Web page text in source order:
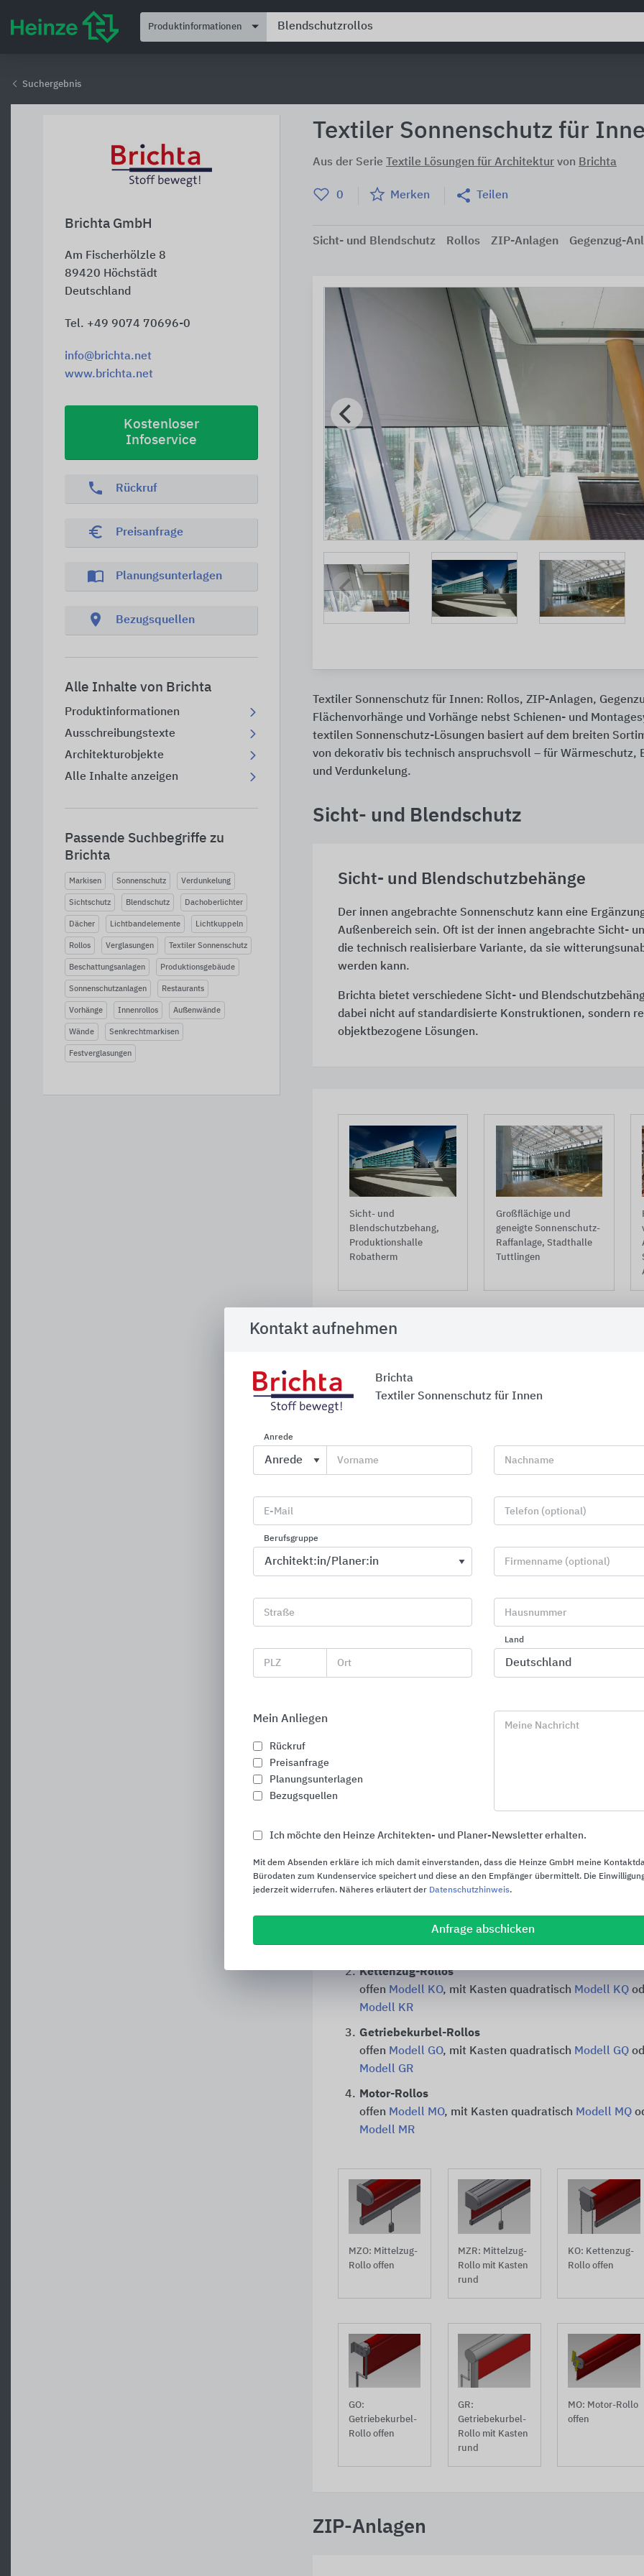
Produktinformationen
Suchergebnis
Brichta GmbH
Am Fischerhölzle 8
89420 Höchstädt
Deutschland
Tel. +49 9074 70696-0
info@brichta.net
www.brichta.net
Kostenloser
Infoservice
phone Rückruf
euro_symbol Preisanfrage
import_contacts Planungsunterlagen
location_on Bezugsquellen
Alle Inhalte von Brichta
Produktinformationen
Ausschreibungstexte
Architekturobjekte
Alle Inhalte anzeigen
Passende Suchbegriffe zu
Brichta
Markisen Sonnenschutz Verdunkelung
Sichtschutz Blendschutz Dachoberlichter
Dächer Lichtbandelemente Lichtkuppeln
Rollos Verglasungen Textiler Sonnenschutz
Beschattungsanlagen Produktionsgebäude
Sonnenschutzanlagen Restaurants
Vorhänge Innenrollos Außenwände
Wände Senkrechtmarkisen
Festverglasungen
Textiler Sonnenschutz für
Aus der Serie Textile Lösungen für Architektur von Brichta
0 Merken Teilen
Sicht- und Blendschutz Rollos ZIP-Anlagen Gegenzug-
Textiler Sonnenschutz für Innen: Rollos, ZIP-Anlagen,
Flächenvorhänge und Vorhänge nebst Schienen- und
textilen Sonnenschutz-Lösungen basiert auf dem breiten
von dekorativ bis technisch anspruchsvoll – für Wärmeschutz,
und Verdunkelung.
Sicht- und Blendschutz
Sicht- und Blendschutzbehänge
Der innen angebrachte Sonnenschutz kann eine
Außenbereich sein. Oft ist der innen angebrachte Sicht-
die technisch realisierbare Variante, da sie
werden kann.
Brichta bietet verschiedene Sicht- und
dabei nicht auf standardisierte Konstruktionen, sondern
objektbezogene Lösungen.
Sicht- und
Blendschutzbehang,
Produktionshalle
Robatherm
Großflächige und
geneigte Sonnenschutz-
Raffanlage, Stadthalle
Tuttlingen
Rollos mit Schnurzug-, Kurbel- oder
Umfangreich ist das Brichta-
Blendschutz in Form von
großen Breiten- und
sind sehr flexibel und
Als Fenster-, Türen- oder
Bedienung per Schnur,
Smartphone-Lösung
Sichtbare Aluminiumteile
wählbar
Modellvarianten Rollos
Modell MZO, mit Kasten quadratisch
Modell MZR
2. Kettenzug-Rollos
offen Modell KO, mit Kasten quadratisch Modell KQ
Modell KR
3. Getriebekurbel-Rollos
offen Modell GO, mit Kasten quadratisch Modell GQ
Modell GR
4. Motor-Rollos
offen Modell MO, mit Kasten quadratisch Modell MQ
Modell MR
MZO: Mittelzug-
Rollo offen
MZR: Mittelzug-
Rollo mit Kasten
rund
KO: Kettenzug-
Rollo offen
GO:
Getriebekurbel-
Rollo offen
GR:
Getriebekurbel-
Rollo mit Kasten
rund
MO: Motor-Rollo
offen
ZIP-Anlagen
Kontakt aufnehmen
Brichta
Textiler Sonnenschutz für Innen
Anrede
Vorname Nachname
E-Mail Telefon (optional)
Berufsgruppe
Firmenname (optional)
Straße Hausnummer
PLZ Ort
Land
Mein Anliegen
Rückruf
Preisanfrage
Planungsunterlagen
Bezugsquellen
Meine Nachricht
Ich möchte den Heinze Architekten- und Planer-Newsletter erhalten.
Mit dem Absenden erkläre ich mich damit einverstanden, dass die Heinze GmbH meine
Bürodaten zum Kundenservice speichert und diese an den Empfänger übermittelt. Die
jederzeit widerrufen. Näheres erläutert der Datenschutzhinweis.
Anfrage abschicken